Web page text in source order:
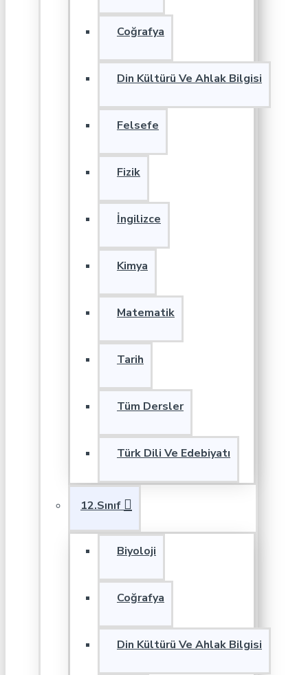
Coğrafya
Din Kültürü Ve Ahlak Bilgisi
Felsefe
Fizik
İngilizce
Kimya
Matematik
Tarih
Tüm Dersler
Türk Dili Ve Edebiyatı
12.Sınıf
Biyoloji
Coğrafya
Din Kültürü Ve Ahlak Bilgisi